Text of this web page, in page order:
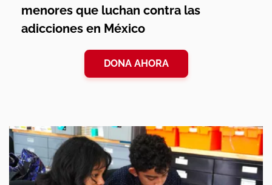
menores que luchan contra las
adicciones en México
DONA AHORA